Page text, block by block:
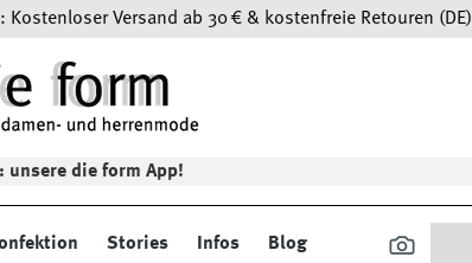
Versand ab 30 € & kostenfreie Retouren (DE)
unsere die form App!
Stories Infos Blog